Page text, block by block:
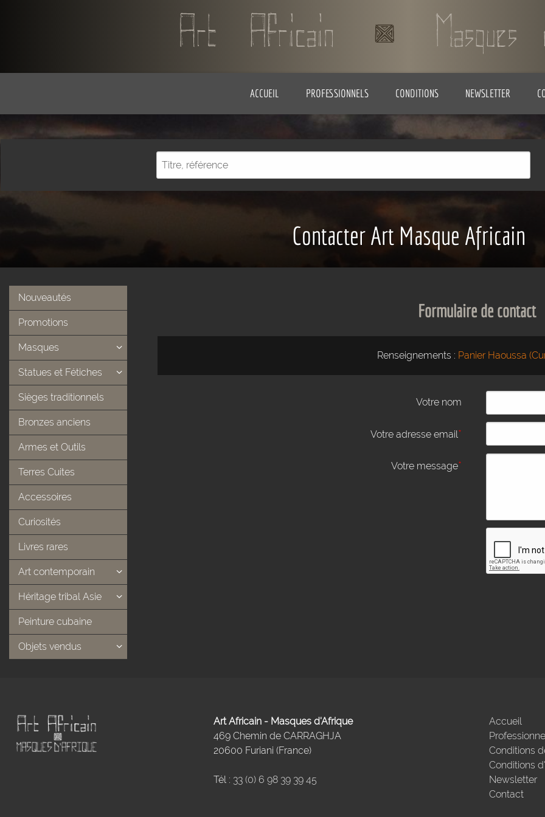
ACCUEIL PROFESSIONNELS CONDITIONS NEWSLETTER
Contacter Art Masque Africain
Nouveautés
Promotions
Masques
Statues et Fétiches
Sièges traditionnels
Bronzes anciens
Armes et Outils
Terres Cuites
Accessoires
Curiosités
Livres rares
Art contemporain
Héritage tribal Asie
Peinture cubaine
Objets vendus
Formulaire de contact
Renseignements : Panier Haoussa
Votre nom
Votre adresse email*
Votre message*
Art Africain - Masques d'Afrique
469 Chemin de CARRAGHJA
20600 Furiani (France)
Tél : 33 (0) 6 98 39 39 45
Accueil
Conditions
Conditions
Newsletter
Contact